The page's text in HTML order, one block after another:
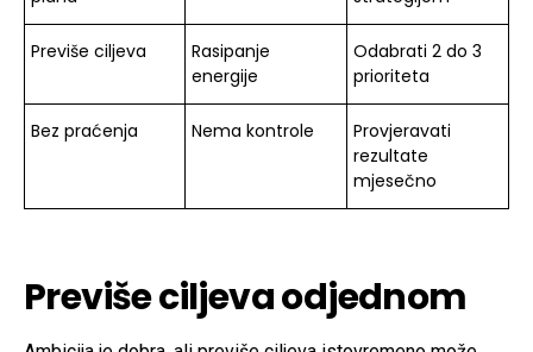
Previše ciljeva
Rasipanje
energije
Odabrati 2 do 3
prioriteta
Bez praćenja Nema kontrole
Provjeravati
rezultate
mjesečno
Previše ciljeva odjednom